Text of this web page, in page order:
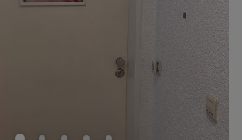
Geschlossen
Haut zaubert dir das professionelle
Beauty am Feuersee in Stuttgart. Hier
pflegenden Produkten und